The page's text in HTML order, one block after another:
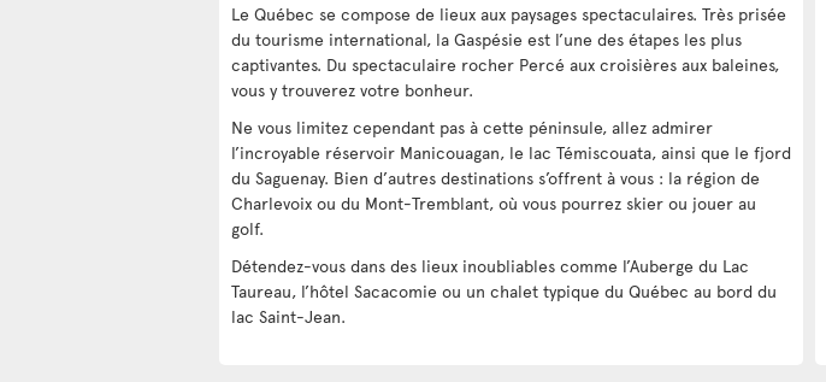
Le Québec se compose de lieux aux paysages spectaculaires. Très prisée
du tourisme international, la Gaspésie est l’une des étapes les plus
captivantes. Du spectaculaire rocher Percé aux croisières aux baleines,
vous y trouverez votre bonheur.
Ne vous limitez cependant pas à cette péninsule, allez admirer
l’incroyable réservoir Manicouagan, le lac Témiscouata, ainsi que le fjord
du Saguenay. Bien d’autres destinations s’offrent à vous : la région de
Charlevoix ou du Mont-Tremblant, où vous pourrez skier ou jouer au
golf.
Détendez-vous dans des lieux inoubliables comme l’Auberge du Lac
Taureau, l’hôtel Sacacomie ou un chalet typique du Québec au bord du
lac Saint-Jean.